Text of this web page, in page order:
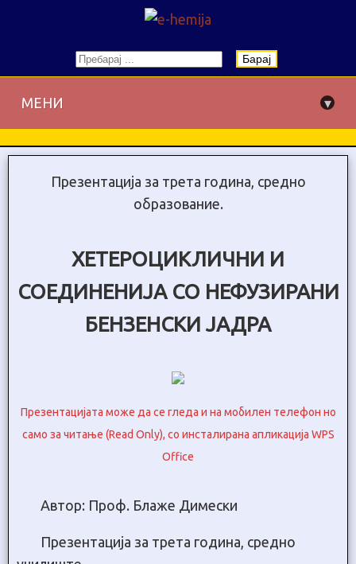
Барај
МЕНИ ▾
Презентација за трета година, средно
образование.
ХЕТЕРОЦИКЛИЧНИ И
СОЕДИНЕНИЈА СО НЕФУЗИРАНИ
БЕНЗЕНСКИ ЈАДРА
Презентацијата може да се гледа и на мобилен телефон но
само за читање (Read Only), со инсталирана апликација WPS
Office
Автор: Проф. Блаже Димески
Презентација за трета година, средно